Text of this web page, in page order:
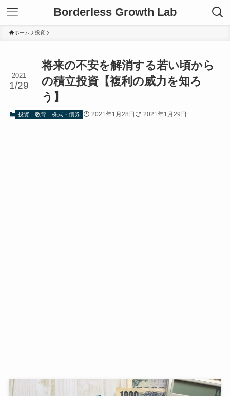
Borderless Growth Lab
ホーム 投資
将来の不安を解消する若い頃から
の積立投資【複利の威力を知ろ
う】
2021
1/29
投資 教育 株式・債券 2021年1月28日 2021年1月29日